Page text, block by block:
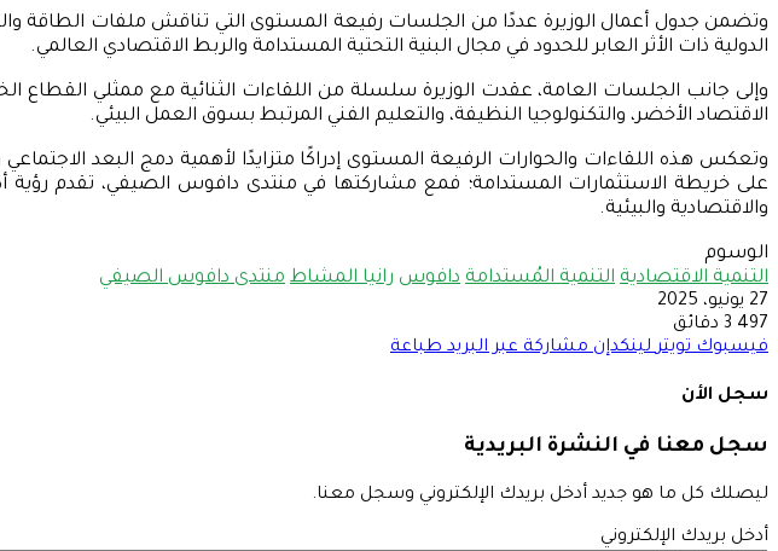
وتضمن جدول أعمال الوزيرة عددًا من الجلسات رفيعة المستوى التي تناقش ملفات الطاقة
الدولية ذات الأثر العابر للحدود في مجال البنية التحتية المستدامة والربط الاقتصادي العالمي.
وإلى جانب الجلسات العامة، عقدت الوزيرة سلسلة من اللقاءات الثنائية مع ممثلي
الاقتصاد الأخضر، والتكنولوجيا النظيفة، والتعليم الفني المرتبط بسوق العمل البيئي.
وتعكس هذه اللقاءات والحوارات الرفيعة المستوى إدراكًا متزايدًا لأهمية دمج البعد
على خريطة الاستثمارات المستدامة؛ فمع مشاركتها في منتدى دافوس الصيفي، تقدم رؤية
والاقتصادية والبيئية.
الوسوم
التنمية الاقتصادية التنمية المُستدامة دافوس رانيا المشاط منتدى دافوس الصيفي
27 يونيو، 2025
497 3 دقائق
فيسبوك تويتر لينكدإن مشاركة عبر البريد طباعة
سجل الأن
سجل معنا في النشرة البريدية
ليصلك كل ما هو جديد أدخل بريدك الإلكتروني وسجل معنا.
أدخل بريدك الإلكتروني